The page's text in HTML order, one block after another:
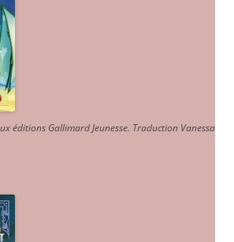
éditions Gallimard Jeunesse. Traduction Vanessa